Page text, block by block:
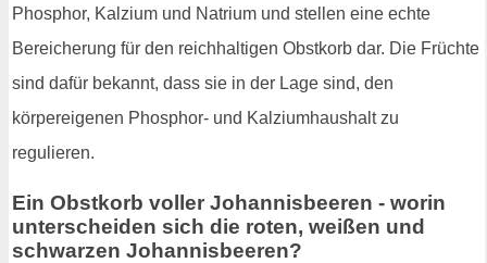
Phosphor, Kalzium und Natrium und stellen eine echte
Bereicherung für den reichhaltigen Obstkorb dar. Die Früchte
sind dafür bekannt, dass sie in der Lage sind, den
körpereigenen Phosphor- und Kalziumhaushalt zu
regulieren.
Ein Obstkorb voller Johannisbeeren - worin
unterscheiden sich die roten, weißen und
schwarzen Johannisbeeren?